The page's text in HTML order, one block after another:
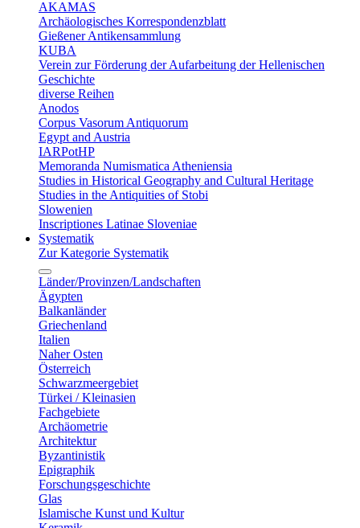
AKAMAS
Archäologisches Korrespondenzblatt
Gießener Antikensammlung
KUBA
Verein zur Förderung der Aufarbeitung der Hellenischen
Geschichte
diverse Reihen
Anodos
Corpus Vasorum Antiquorum
Egypt and Austria
IARPotHP
Memoranda Numismatica Atheniensia
Studies in Historical Geography and Cultural Heritage
Studies in the Antiquities of Stobi
Slowenien
Inscriptiones Latinae Sloveniae
Systematik
Zur Kategorie Systematik
Länder/Provinzen/Landschaften
Ägypten
Balkanländer
Griechenland
Italien
Naher Osten
Österreich
Schwarzmeergebiet
Türkei / Kleinasien
Fachgebiete
Archäometrie
Architektur
Byzantinistik
Epigraphik
Forschungsgeschichte
Glas
Islamische Kunst und Kultur